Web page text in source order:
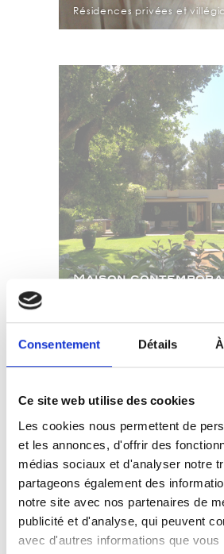
Consentement Détails
Ce site web utilise des cookies
Les cookies nous permettent de
et les annonces, d'offrir des
médias sociaux et d'analyser notre
partageons également des
notre site avec nos partenaires de
publicité et d'analyse, qui peuvent
avec d'autres informations que vous
Résidences privées et
Maison